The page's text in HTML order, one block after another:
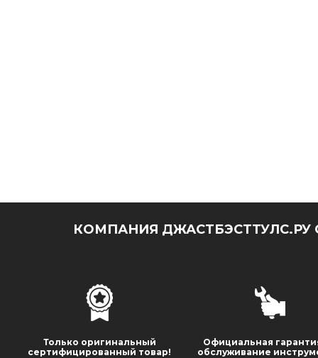
КОМПАНИЯ
Только оригинальный
сертифицированный товар!
Официальная
обслуживание